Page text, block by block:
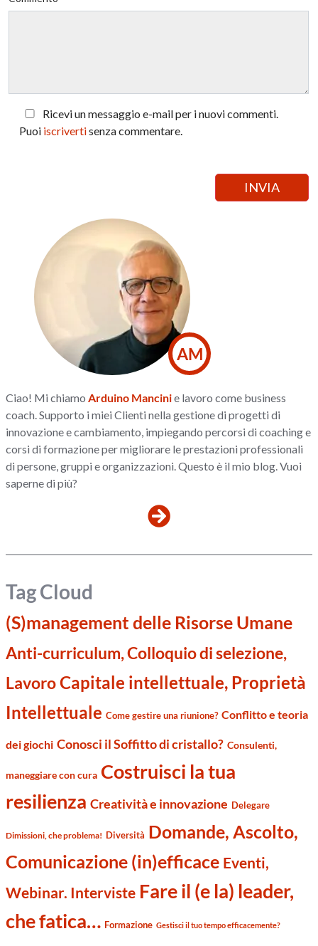
Ricevi un messaggio e-mail per i nuovi commenti.
Puoi iscrivertisenza commentare.
AM
Ciao! Mi chiamo Arduino Mancinie lavoro come business
coach. Supporto i miei Clienti nella gestione di progetti di
innovazione e cambiamento, impiegando percorsi di coaching e
corsi di formazione per migliorare le prestazioni professionali
di persone, gruppi e organizzazioni. Questo è il mio blog. Vuoi
saperne di più?
Tag Cloud
(S)management delle Risorse Umane
Anti-curriculum, Colloquio di selezione,
LavoroCapitale intellettuale, Proprietà
Intellettuale Come gestire una riunione? Conflitto e teoria
dei giochi Conosci il Soffitto di cristallo? Consulenti,
maneggiare con cura Costruisci la tua
resilienza Creatività e innovazione Delegare
Dimissioni, che problema! Diversità Domande, Ascolto,
Comunicazione (in)efficace Eventi,
Webinar. Interviste Fare il (e la) leader,
che fatica… Formazione Gestisci il tuo tempo efficacemente?